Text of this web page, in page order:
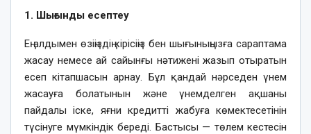
1. Шығынды есептеу
Ең алдымен өзіңіздің кірісіңіз бен шығыныңызға сараптама
жасау немесе ай сайынғы нәтижені жазып отыратын
есеп кітапшасын арнау. Бұл қандай нәрседен үнем
жасауға болатынын және үнемделген ақшаны
пайдалы іске, яғни кредитті жабуға көмектесетінін
түсінуге мүмкіндік береді. Бастысы — төлем кестесін